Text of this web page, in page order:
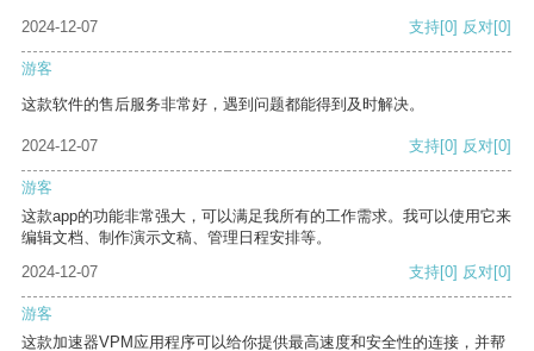
2024-12-07 支持[0] 反对[0]
游客
这款软件的售后服务非常好，遇到问题都能得到及时解决。
2024-12-07 支持[0] 反对[0]
游客
这款app的功能非常强大，可以满足我所有的工作需求。我可以使用它来
编辑文档、制作演示文稿、管理日程安排等。
2024-12-07
支持[0] 反对[0]
游客
这款加速器VPM应用程序可以给你提供最高速度和安全性的连接，并帮